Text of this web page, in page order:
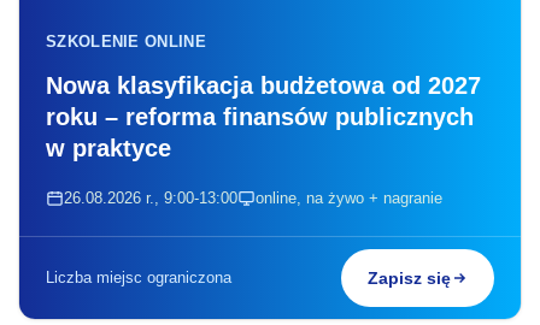
SZKOLENIE ONLINE
Nowa klasyfikacja budżetowa od 2027
roku – reforma finansów publicznych
w praktyce
26.08.2026 r., 9:00-13:00 online, na żywo + nagranie
Liczba miejsc ograniczona Zapisz się